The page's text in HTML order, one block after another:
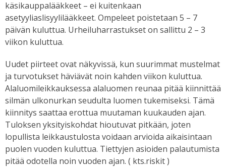
käsikauppalääkkeet – ei kuitenkaan
asetyyliaslisyylilääkkeet. Ompeleet poistetaan 5 – 7
päivän kuluttua. Urheiluharrastukset on sallittu 2 – 3
viikon kuluttua.
Uudet piirteet ovat näkyvissä, kun suurimmat mustelmat
ja turvotukset häviävät noin kahden viikon kuluttua.
Alaluomileikkauksessa alaluomen reunaa pitää kiinnittää
silmän ulkonurkan seudulta luomen tukemiseksi. Tämä
kiinnitys saattaa erottua muutaman kuukauden ajan.
Tuloksen yksityiskohdat hioutuvat pitkään, joten
lopullista leikkaustulosta voidaan arvioida aikaisintaan
puolen vuoden kuluttua. Tiettyjen asioiden palautumista
pitää odotella noin vuoden ajan. ( kts.riskit )